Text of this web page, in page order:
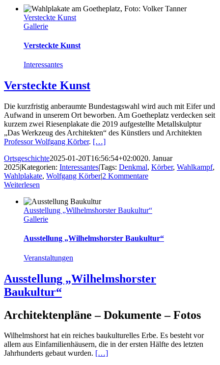
Versteckte Kunst
Gallerie
Versteckte Kunst
Interessantes
Versteckte Kunst
Die kurzfristig anberaumte Bundestagswahl wird auch mit Eifer und
Aufwand in unserem Ort beworben. Am Goetheplatz verdecken seit
kurzem zwei Riesenplakate die 2019 aufgestellte Metallskulptur
„Das Werkzeug des Architekten“ des Künstlers und Architekten
Professor Wolfgang Körber. […]
Ortsgeschichte2025-01-20T16:56:54+02:0020. Januar
2025|Kategorien: Interessantes|Tags: Denkmal, Körber, Wahlkampf,
Wahlplakate, Wolfgang Körber|2 Kommentare
Weiterlesen
Ausstellung „Wilhelmshorster Baukultur“
Gallerie
Ausstellung „Wilhelmshorster Baukultur“
Veranstaltungen
Ausstellung „Wilhelmshorster
Baukultur“
Architektenpläne – Dokumente – Fotos
Wilhelmshorst hat ein reiches baukulturelles Erbe. Es besteht vor
allem aus Einfamilienhäusern, die in der ersten Hälfte des letzten
Jahrhunderts gebaut wurden. […]